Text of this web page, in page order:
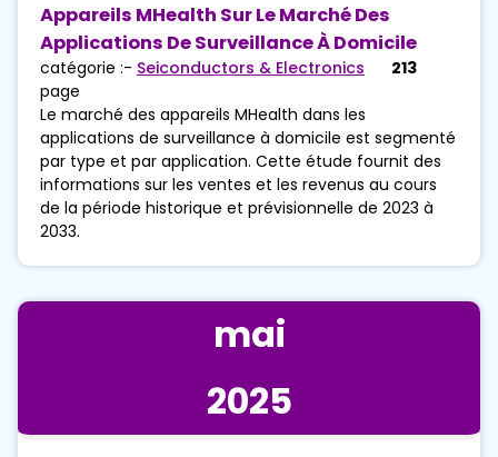
Appareils MHealth Sur Le Marché Des
Applications De Surveillance À Domicile
catégorie :- Seiconductors & Electronics
213
page
Le marché des appareils MHealth dans les
applications de surveillance à domicile est segmenté
par type et par application. Cette étude fournit des
informations sur les ventes et les revenus au cours
de la période historique et prévisionnelle de 2023 à
2033.
mai
2025